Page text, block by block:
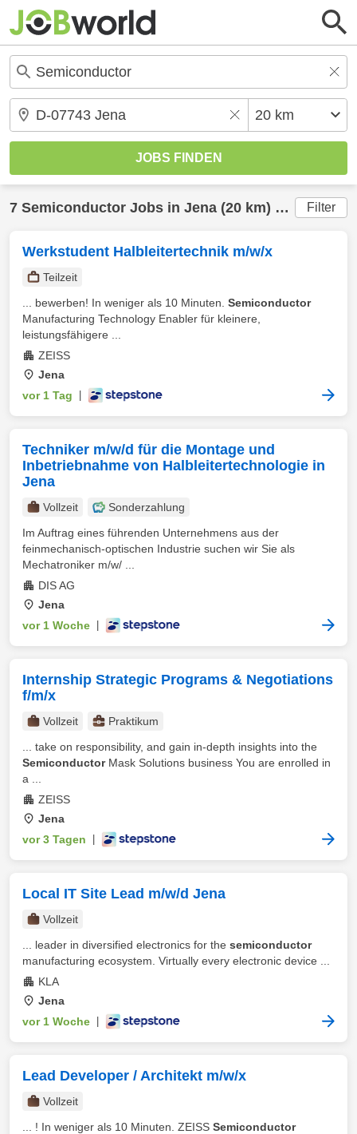
7 Semiconductor Jobs in Jena (20 km) gefunden Filter
Werkstudent Halbleitertechnik m/w/x
Teilzeit
... bewerben! In weniger als 10 Minuten. Semiconductor
Manufacturing Technology Enabler für kleinere,
leistungsfähigere ...
ZEISS
Jena
vor 1 Tag
Techniker m/w/d für die Montage und
Inbetriebnahme von Halbleitertechnologie in
Jena
Vollzeit
Sonderzahlung
Im Auftrag eines führenden Unternehmens aus der
feinmechanisch-optischen Industrie suchen wir Sie als
Mechatroniker m/w/ ...
DIS AG
Jena
vor 1 Woche
Internship Strategic Programs & Negotiations
f/m/x
Vollzeit
Praktikum
... take on responsibility, and gain in-depth insights into the
SemiconductorMask Solutions business You are enrolled in
a ...
ZEISS
Jena
vor 3 Tagen
Local IT Site Lead m/w/d Jena
Vollzeit
... leader in diversified electronics for the semiconductor
manufacturing ecosystem. Virtually every electronic device ...
KLA
Jena
vor 1 Woche
Lead Developer / Architekt m/w/x
Vollzeit
... ! In weniger als 10 Minuten. ZEISS Semiconductor